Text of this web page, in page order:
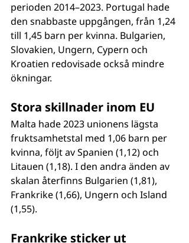
perioden 2014–2023. Portugal hade
den snabbaste uppgången, från 1,24
till 1,45 barn per kvinna. Bulgarien,
Slovakien, Ungern, Cypern och
Kroatien redovisade också mindre
ökningar.
Stora skillnader inom EU
Malta hade 2023 unionens lägsta
fruktsamhetstal med 1,06 barn per
kvinna, följt av Spanien (1,12) och
Litauen (1,18). I den andra änden av
skalan återfinns Bulgarien (1,81),
Frankrike (1,66), Ungern och Island
(1,55).
Frankrike sticker ut